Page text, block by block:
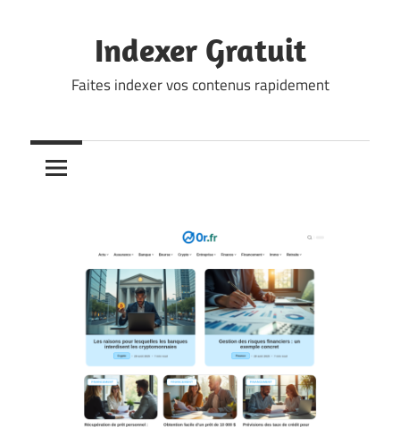
Indexer Gratuit
Faites indexer vos contenus rapidement